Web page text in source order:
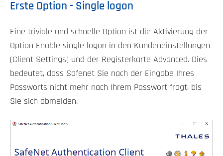
Erste Option - Single logon
Eine triviale und schnelle Option ist die Aktivierung der
Option Enable single logon in den Kundeneinstellungen
(Client Settings) und der Registerkarte Advanced. Dies
bedeutet, dass Safenet Sie nach der Eingabe Ihres
Passworts nicht mehr nach Ihrem Passwort fragt, bis
Sie sich abmelden.